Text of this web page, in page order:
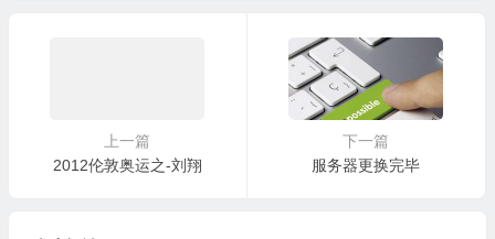
上一篇
2012伦敦奥运之-刘翔
下一篇
服务器更换完毕